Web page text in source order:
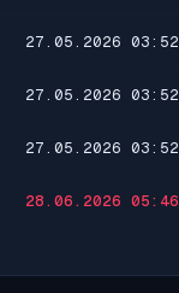
27.05.2026 03:52
27.05.2026 03:52
27.05.2026 03:52
28.06.2026 05:46